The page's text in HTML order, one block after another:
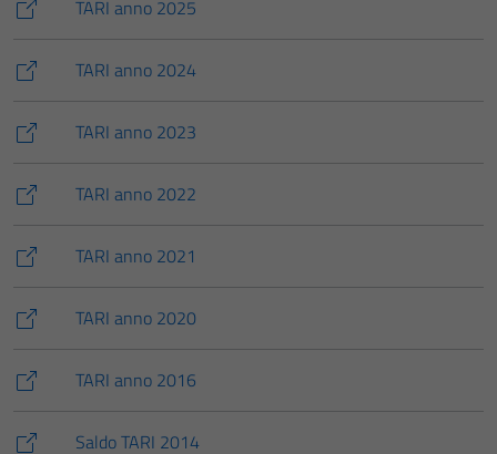
TARI anno 2025
TARI anno 2024
TARI anno 2023
TARI anno 2022
TARI anno 2021
TARI anno 2020
TARI anno 2016
Saldo TARI 2014